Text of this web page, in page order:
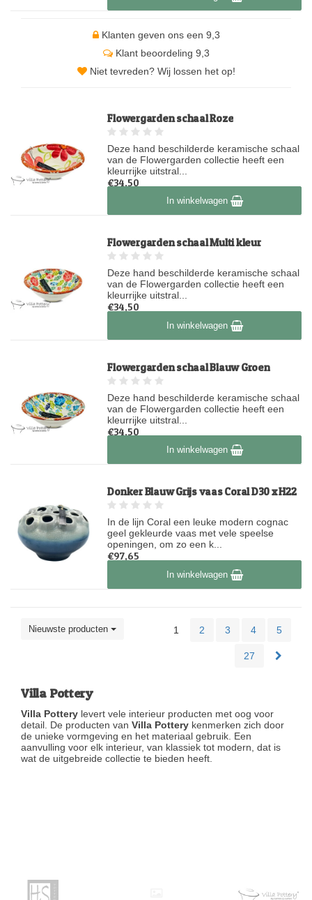
Klanten geven ons een 9,3
Klant beoordeling 9,3
Niet tevreden? Wij lossen het op!
Flowergarden schaal Roze
Deze hand beschilderde keramische schaal
van de Flowergarden collectie heeft een
kleurrijke uitstral...
€34,50
Op voorraadIn winkelwagen
Flowergarden schaal Multi kleur
Deze hand beschilderde keramische schaal
van de Flowergarden collectie heeft een
kleurrijke uitstral...
€34,50
Op voorraadIn winkelwagen
Flowergarden schaal Blauw Groen
Deze hand beschilderde keramische schaal
van de Flowergarden collectie heeft een
kleurrijke uitstral...
€34,50
Op voorraadIn winkelwagen
Donker Blauw Grijs vaas Coral D30 x H22
In de lijn Coral een leuke modern cognac
geel gekleurde vaas met vele speelse
openingen, om zo een k...
€97,65
Op voorraadIn winkelwagen
Nieuwste producten 1 2 3 4 5
27
Villa Pottery
Villa Pottery levert vele interieur producten met oog voor
detail. De producten van Villa Pottery kenmerken zich door
de unieke vormgeving en het materiaal gebruik. Een
aanvulling voor elk interieur, van klassiek tot modern, dat is
wat de uitgebreide collectie te bieden heeft.